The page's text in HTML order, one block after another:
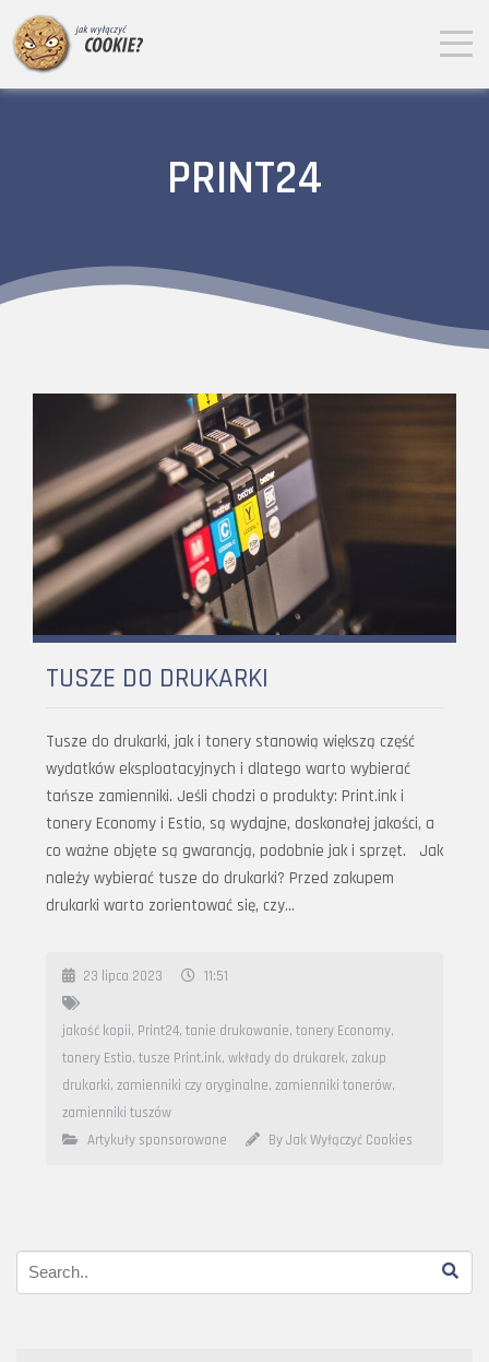
PRINT24
TUSZE DO DRUKARKI
Tusze do drukarki, jak i tonery stanowią większą część
wydatków eksploatacyjnych i dlatego warto wybierać
tańsze zamienniki. Jeśli chodzi o produkty: Print.ink i
tonery Economy i Estio, są wydajne, doskonałej jakości, a
co ważne objęte są gwarancją, podobnie jak i sprzęt. Jak
należy wybierać tusze do drukarki? Przed zakupem
drukarki warto zorientować się, czy…
23 lipca 2023 11:51
jakość kopii, Print24, tanie drukowanie, tonery Economy,
tonery Estio, tusze Print.ink, wkłady do drukarek, zakup
drukarki, zamienniki czy oryginalne, zamienniki tonerów,
zamienniki tuszów
Artykuły sponsorowane
By Jak Wyłączyć Cookies